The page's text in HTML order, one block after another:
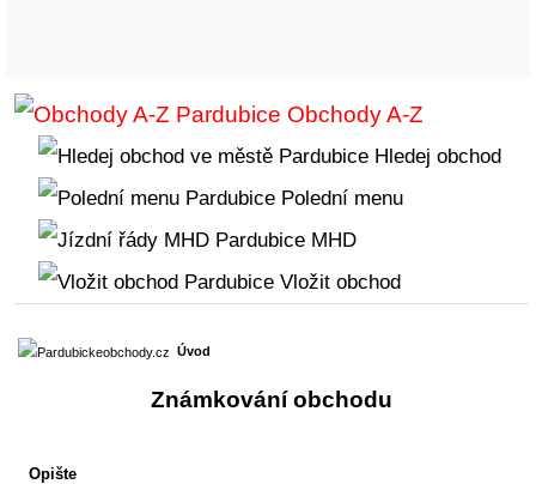
Obchody A-Z
Hledej obchod
Polední menu
MHD
Vložit obchod
Úvod
Známkování obchodu
Opište